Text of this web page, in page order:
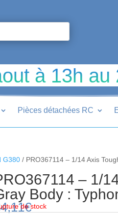
à 13h au
Pièces détachées RC
G380 / PRO367114 – 1/14 Axis
– 1/
Body :
€
de stock